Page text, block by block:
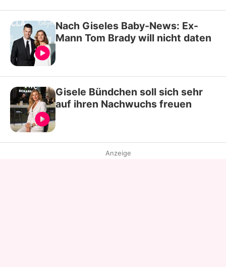
Nach Giseles Baby-News: Ex-
Mann Tom Brady will nicht daten
Gisele Bündchen soll sich sehr
auf ihren Nachwuchs freuen
Anzeige